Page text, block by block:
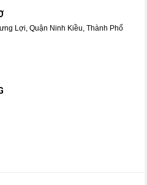
Lợi, Quận Ninh Kiều, Thành Phố